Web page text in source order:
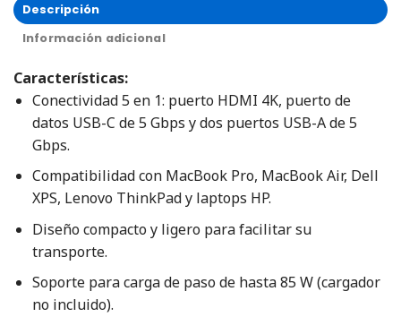
Descripción
Información adicional
Características:
Conectividad 5 en 1: puerto HDMI 4K, puerto de
datos USB-C de 5 Gbps y dos puertos USB-A de 5
Gbps.
Compatibilidad con MacBook Pro, MacBook Air, Dell
XPS, Lenovo ThinkPad y laptops HP.
Diseño compacto y ligero para facilitar su
transporte.
Soporte para carga de paso de hasta 85 W (cargador
no incluido).